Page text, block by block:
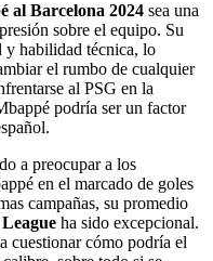
al Barcelona 2024 sea una
sobre el equipo. Su
y habilidad técnica, lo
el rumbo de cualquier
al PSG en la
podría ser un factor
a preocupar a los
en el marcado de goles
campañas, su promedio
ha sido excepcional.
cuestionar cómo podría el